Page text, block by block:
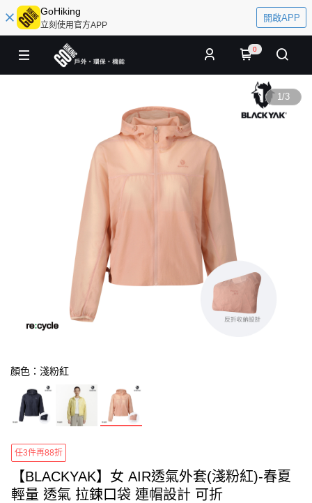
GoHiking
立刻使用官方APP
開啟APP
0
1/3
顏色：淺粉紅
任3件再88折
【BLACKYAK】女 AIR透氣外套(淺粉紅)-春夏
輕量 透氣 拉鍊口袋 連帽設計 可折